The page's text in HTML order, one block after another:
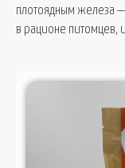
плотоядным железа
в рационе питомцев,